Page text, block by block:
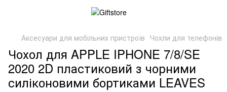
Аксесуари для мобільних пристроїв Чохли для телефонів
Чохол для APPLE IPHONE 7/8/SE
2020 2D пластиковий з чорними
силіконовими бортиками LEAVES